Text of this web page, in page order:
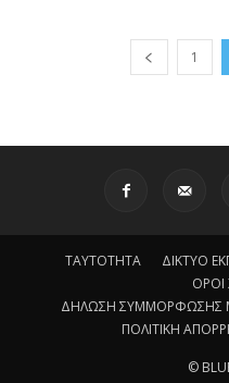
1
ΤΑΥΤΟΤΗΤΑ ΔΙΚΤΥΟ
ΟΡΟΙ
ΔΗΛΩΣΗ ΣΥΜΜΟΡΦΩΣΗΣ
ΠΟΛΙΤΙΚΗ
©